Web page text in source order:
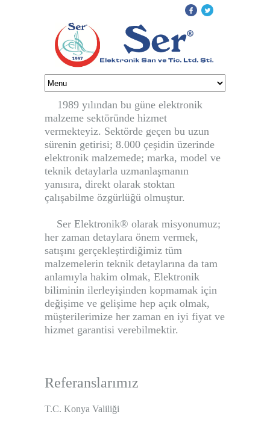
1989 yılından bu güne elektronik
malzeme sektöründe hizmet
vermekteyiz. Sektörde geçen bu uzun
sürenin getirisi; 8.000 çeşidin üzerinde
elektronik malzemede; marka, model ve
teknik detaylarla uzmanlaşmanın
yanısıra, direkt olarak stoktan
çalışabilme özgürlüğü olmuştur.
Ser Elektronik® olarak misyonumuz;
her zaman detaylara önem vermek,
satışını gerçekleştirdiğimiz tüm
malzemelerin teknik detaylarına da tam
anlamıyla hakim olmak, Elektronik
biliminin ilerleyişinden kopmamak için
değişime ve gelişime hep açık olmak,
müşterilerimize her zaman en iyi fiyat ve
hizmet garantisi verebilmektir.
Referanslarımız
T.C. Konya Valiliği